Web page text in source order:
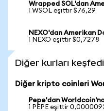
Wrapped SOL'dan
1 WSOL eşittir $76,29
NEXO'dan Amerikan
1 NEXO eşittir $0,7278
Diğer kurları
Diğer kripto coinleri
Pepe'dan
1 PEPE eşittir